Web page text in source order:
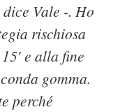
Vale -. Ho
rischiosa
e alla fine
gomma.
perché